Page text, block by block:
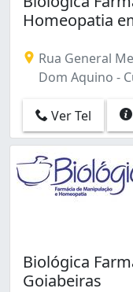
Dom Aquino (2)
Goiabeiras (2)
Pedra 90 (1)
Popular (3)
Primeiro de
Quilombo (1)
Residencial
Santa Cruz (1)
Homeopatia
Rua General
Dom Aquino -
Ver Tel
Biológica
Goiabeiras